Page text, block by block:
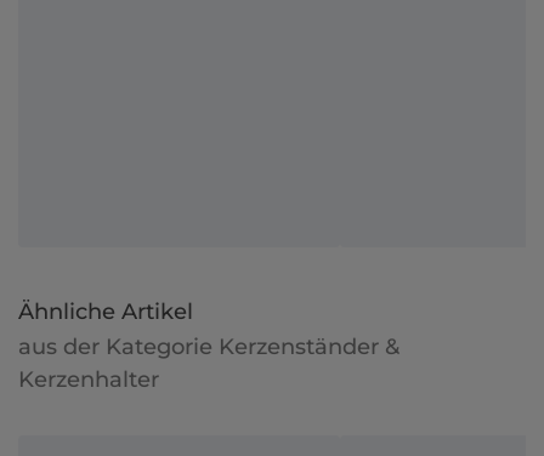
Ähnliche Artikel
aus der Kategorie Kerzenständer &
Kerzenhalter